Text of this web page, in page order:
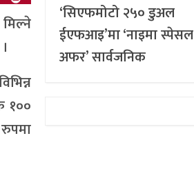
१००
‘सिएफमोटो २५० डुअल
ईएफआइ’मा ‘नाइमा स्पेसल
अफर’ सार्वजनिक